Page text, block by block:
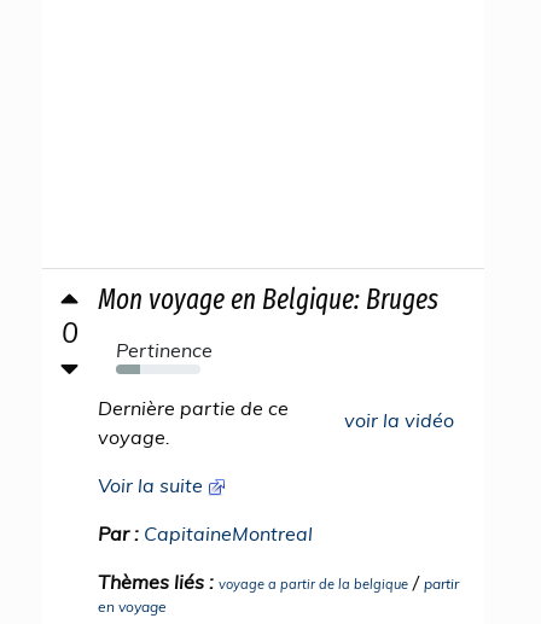
0
Mon voyage en Belgique: Bruges
Pertinence
28%
voir la vidéo
Dernière partie de ce
voyage.
Voir la suite
Par : CapitaineMontreal
Thèmes liés : voyage a partir de la belgique / partir
en voyage